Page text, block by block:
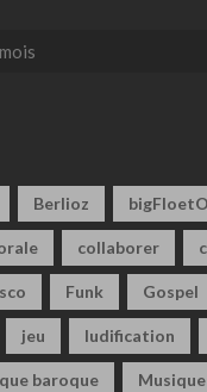
Berlioz
collaborer
Funk Gospel
jeu ludification
baroque